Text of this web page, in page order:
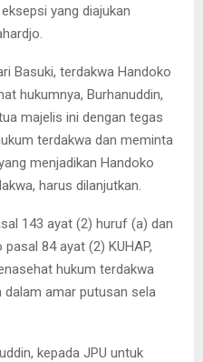
yang diajukan
Basuki, terdakwa Handoko
hukumnya, Burhanuddin,
majelis ini dengan tegas
terdakwa dan meminta
menjadikan Handoko
harus dilanjutkan.
143 ayat (2) huruf (a) dan
84 ayat (2) KUHAP,
hukum terdakwa
dalam amar putusan sela
kepada JPU untuk